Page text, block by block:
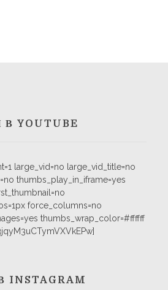
YOUTUBE
large_vid=no large_vid_title=no
thumbs_play_in_iframe=yes
force_columns=no
thumbs_wrap_color=#ffffff
INSTAGRAM